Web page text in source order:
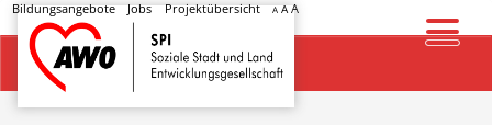
Bildungsangebote Jobs Projektübersicht A AA
Startseite